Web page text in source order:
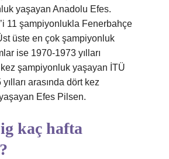
yaşayan Anadolu Efes.
11 şampiyonlukla Fenerbahçe
üste en çok şampiyonluk
ise 1970-1973 yılları
kez şampiyonluk yaşayan İTÜ
arasında dört kez
Efes Pilsen.
kaç hafta